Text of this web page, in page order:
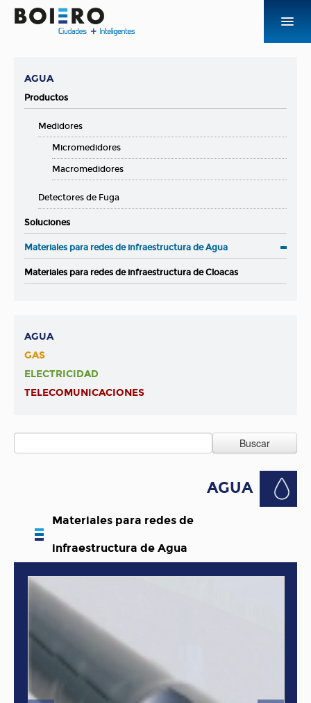
PRODUCTOS Y SOLUCIONES
CONTACTO
ACCESOS
AGUA
Productos
Medidores
Micromedidores
Macromedidores
Detectores de Fuga
Soluciones
Materiales para redes de infraestructura de Agua
Materiales para redes de infraestructura de Cloacas
AGUA
GAS
ELECTRICIDAD
TELECOMUNICACIONES
Buscar
AGUA
Materiales para redes de
infraestructura de Agua